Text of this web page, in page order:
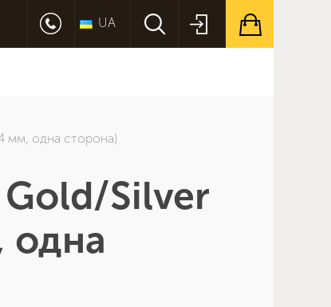
UA
мм, одна сторона)
Silver
одна